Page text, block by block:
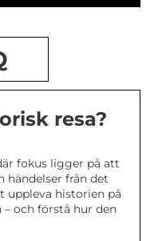
resa?
fokus ligger på att
händelser från det
uppleva historien på
– och förstå hur den